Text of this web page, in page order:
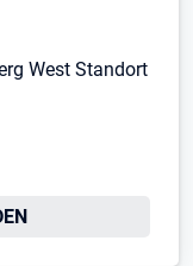
West Standort